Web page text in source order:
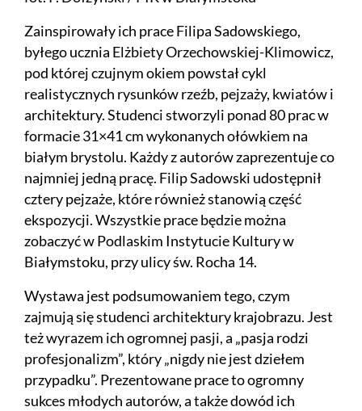
Zainspirowały ich prace Filipa Sadowskiego,
byłego ucznia Elżbiety Orzechowskiej-Klimowicz,
pod której czujnym okiem powstał cykl
realistycznych rysunków rzeźb, pejzaży, kwiatów i
architektury. Studenci stworzyli ponad 80 prac w
formacie 31×41 cm wykonanych ołówkiem na
białym brystolu. Każdy z autorów zaprezentuje co
najmniej jedną pracę. Filip Sadowski udostępnił
cztery pejzaże, które również stanowią część
ekspozycji. Wszystkie prace będzie można
zobaczyć w Podlaskim Instytucie Kultury w
Białymstoku, przy ulicy św. Rocha 14.
Wystawa jest podsumowaniem tego, czym
zajmują się studenci architektury krajobrazu. Jest
też wyrazem ich ogromnej pasji, a „pasja rodzi
profesjonalizm”, który „nigdy nie jest dziełem
przypadku”. Prezentowane prace to ogromny
sukces młodych autorów, a także dowód ich